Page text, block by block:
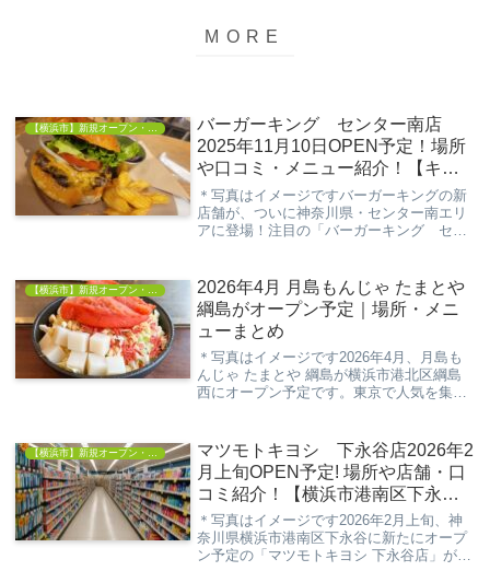
バーガーキング センター南店
2025年11月10日OPEN予定！場所
や口コミ・メニュー紹介！【キー
サウス】
＊写真はイメージですバーガーキングの新
店舗が、ついに神奈川県・センター南エリ
アに登場！注目の「バーガーキング セン
直火焼きバーガーで、地域の新たなグルメ
スポ...
【横浜市】新規オープン・開店情報
2026年4月 月島もんじゃ たまとや
綱島がオープン予定｜場所・メニ
ューまとめ
＊写真はイメージです2026年4月、月島も
んじゃ たまとや 綱島が横浜市港北区綱島
西にオープン予定です。東京で人気を集め
から徒歩1分という好立地もあり、オープ
ン前か...
【横浜市】新規オープン・開店情報
マツモトキヨシ 下永谷店2026年2
月上旬OPEN予定! 場所や店舗・口
コミ紹介！【横浜市港南区下永
谷】
＊写真はイメージです2026年2月上旬、神
奈川県横浜市港南区下永谷に新たにオープ
ン予定の「マツモトキヨシ 下永谷店」が注